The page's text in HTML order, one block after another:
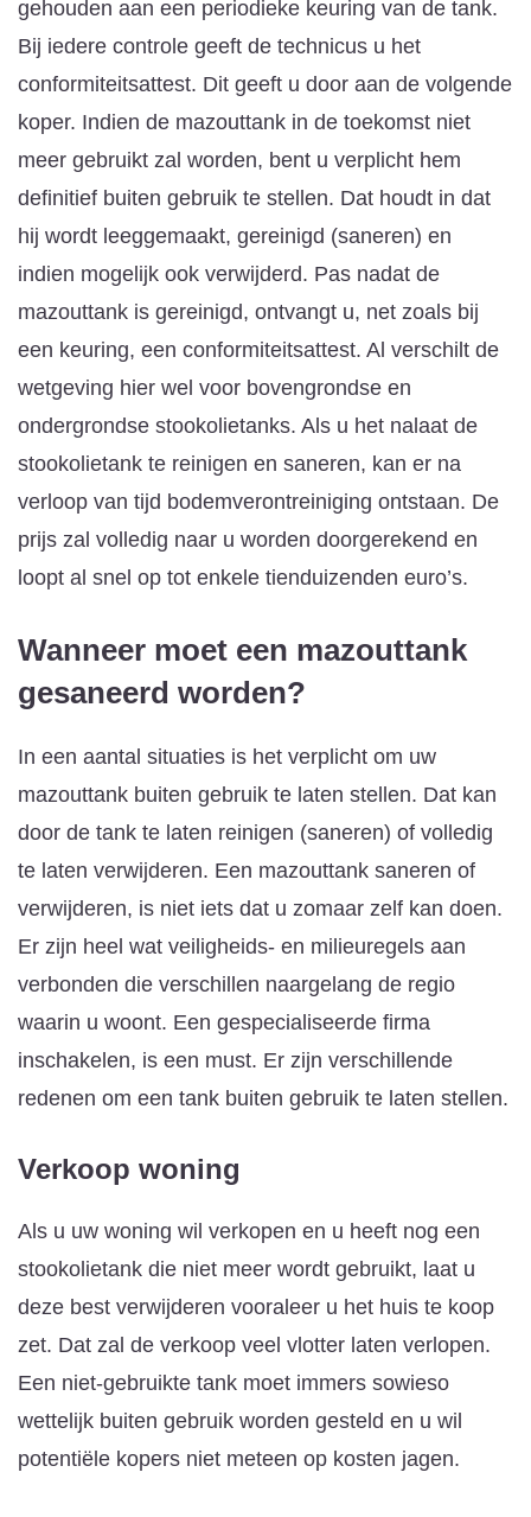
gehouden aan een periodieke keuring van de tank.
Bij iedere controle geeft de technicus u het
conformiteitsattest. Dit geeft u door aan de volgende
koper. Indien de mazouttank in de toekomst niet
meer gebruikt zal worden, bent u verplicht hem
definitief buiten gebruik te stellen. Dat houdt in dat
hij wordt leeggemaakt, gereinigd (saneren) en
indien mogelijk ook verwijderd. Pas nadat de
mazouttank is gereinigd, ontvangt u, net zoals bij
een keuring, een conformiteitsattest. Al verschilt de
wetgeving hier wel voor bovengrondse en
ondergrondse stookolietanks. Als u het nalaat de
stookolietank te reinigen en saneren, kan er na
verloop van tijd bodemverontreiniging ontstaan. De
prijs zal volledig naar u worden doorgerekend en
loopt al snel op tot enkele tienduizenden euro’s.
Wanneer moet een mazouttank
gesaneerd worden?
In een aantal situaties is het verplicht om uw
mazouttank buiten gebruik te laten stellen. Dat kan
door de tank te laten reinigen (saneren) of volledig
te laten verwijderen. Een mazouttank saneren of
verwijderen, is niet iets dat u zomaar zelf kan doen.
Er zijn heel wat veiligheids- en milieuregels aan
verbonden die verschillen naargelang de regio
waarin u woont. Een gespecialiseerde firma
inschakelen, is een must. Er zijn verschillende
redenen om een tank buiten gebruik te laten stellen.
Verkoop woning
Als u uw woning wil verkopen en u heeft nog een
stookolietank die niet meer wordt gebruikt, laat u
deze best verwijderen vooraleer u het huis te koop
zet. Dat zal de verkoop veel vlotter laten verlopen.
Een niet-gebruikte tank moet immers sowieso
wettelijk buiten gebruik worden gesteld en u wil
potentiële kopers niet meteen op kosten jagen.